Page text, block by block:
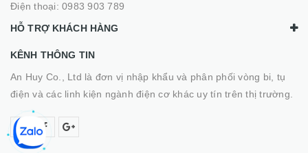
Điện thoại: 0983 903 789
HỖ TRỢ KHÁCH HÀNG
KÊNH THÔNG TIN
An Huy Co., Ltd là đơn vị nhập khẩu và phân phối vòng bi, tụ
điện và các linh kiện ngành điện cơ khác uy tín trên thị trường.